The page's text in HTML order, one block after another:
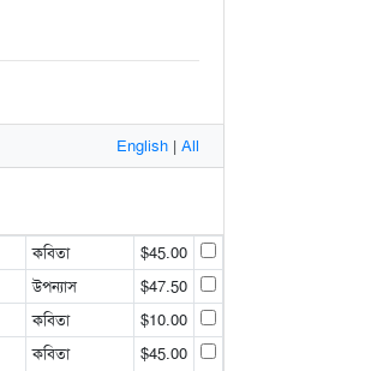
English | All
কবিতা
$45.00
উপন্যাস
$47.50
কবিতা
$10.00
কবিতা $45.00